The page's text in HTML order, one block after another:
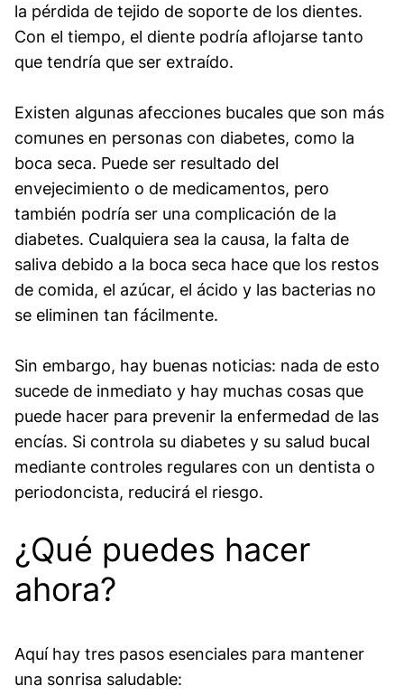
la pérdida de tejido de soporte de los dientes.
Con el tiempo, el diente podría aflojarse tanto
que tendría que ser extraído.
Existen algunas afecciones bucales que son más
comunes en personas con diabetes, como la
boca seca. Puede ser resultado del
envejecimiento o de medicamentos, pero
también podría ser una complicación de la
diabetes. Cualquiera sea la causa, la falta de
saliva debido a la boca seca hace que los restos
de comida, el azúcar, el ácido y las bacterias no
se eliminen tan fácilmente.
Sin embargo, hay buenas noticias: nada de esto
sucede de inmediato y hay muchas cosas que
puede hacer para prevenir la enfermedad de las
encías. Si controla su diabetes y su salud bucal
mediante controles regulares con un dentista o
periodoncista, reducirá el riesgo.
¿Qué puedes hacer
ahora?
Aquí hay tres pasos esenciales para mantener
una sonrisa saludable: